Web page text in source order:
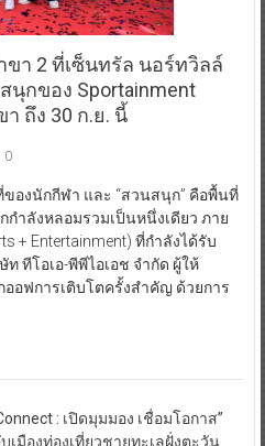
ขา 2 ที่เซ็นทรัล นอร์ทวิลล์
นุกของ Sportainment
ถึง 30 ก.ย. นี้
0
องนักกีฬา และ “สวนสนุก” คือพื้นที่
ำลังหลอมรวมเป็นหนึ่งเดียว ภาย
+ Entertainment) ที่กำลังได้รับ
ทีโอเอ-พีพีไอเอช จำกัด ผู้ให้
ออฟการเติบโตครั้งสำคัญ ด้วยการ
: เปิดมุมมอง เชื่อมโอกาส”
เมืองท่องเที่ยวชายทะเลฝั่งตะวัน